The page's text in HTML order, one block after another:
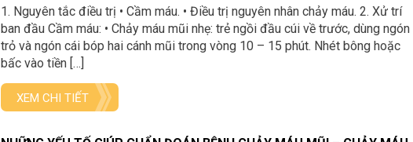
1. Nguyên tắc điều trị • Cầm máu. • Điều trị nguyên nhân chảy máu. 2. Xử trí
ban đầu Cầm máu: • Chảy máu mũi nhẹ: trẻ ngồi đầu cúi về trước, dùng ngón
trỏ và ngón cái bóp hai cánh mũi trong vòng 10 – 15 phút. Nhét bông hoặc
bấc vào tiền […]
XEM CHI TIẾT